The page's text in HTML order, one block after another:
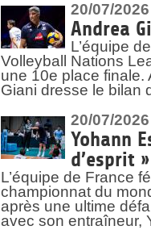
20/07/2026
Andrea
L’équipe
Volleyball Nations
une 10e place finale.
Giani dresse le bilan
20/07/2026
Yohann
d’esprit »
L’équipe de France
championnat du
après une ultime
avec son entraîneur,